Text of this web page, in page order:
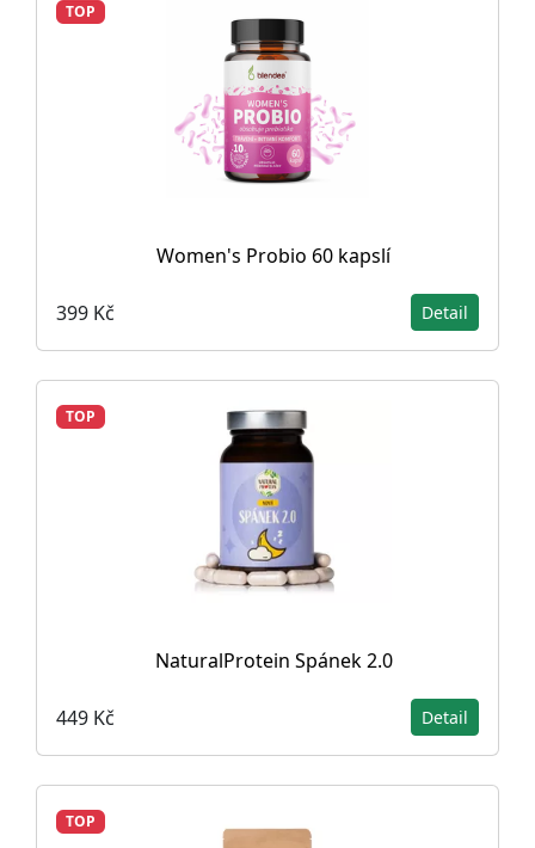
TOP
Women's Probio 60 kapslí
399 Kč Detail
TOP
NaturalProtein Spánek 2.0
449 Kč Detail
TOP